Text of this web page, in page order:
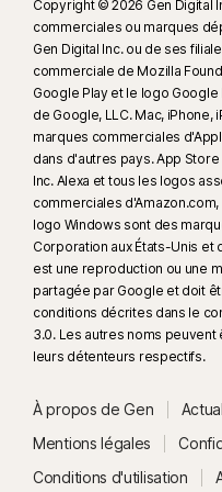
messages directs. Peut ne pas
contenus explicites ou illégaux
La Protection contre les
uniquement pour les vidéos en
sociaux/vidéo prises en charge.
autres plateformes. Nécessite
navigateur compatible. La
un PC IA avec au minimum un
et 16 Go de RAM, soit un PC
6 cœurs de toute marque et 16
minimum un processeur de 4
manuelle est disponible. Pour
Norton.com/deepfakesupport
La Protection contre les
actuellement disponible en
en anglais sont prises en charge.
Copyright © 2026 Gen Digital
commerciales ou marques
Gen Digital Inc. ou de ses
commerciale de Mozilla
Google Play et le logo
de Google, LLC. Mac,
marques commerciales
dans d'autres pays. App
Inc. Alexa et tous les logos
commerciales
logo Windows sont des
Corporation aux États-Unis
est une reproduction ou une
partagée par Google et doit
conditions décrites dans le
3.0. Les autres noms
leurs détenteurs respectifs.
À propos de Gen
Mentions légales
Conditions d'utilisation